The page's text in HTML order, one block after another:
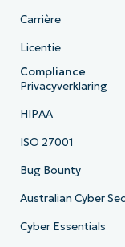
Carrière
Licentie
Compliance
Privacyverklaring
HIPAA
ISO 27001
Bug Bounty
Australian Cyber
Cyber Essentials